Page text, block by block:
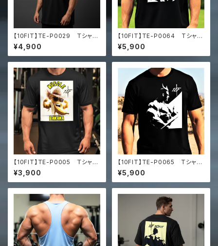
【10FIT】TE-P0029 Ｔシャ
ツ トレーニング ユニセックス
ビッグシルエット Tシャツ
¥4,900
【10FIT】TE-P0064 Tシャ
ツ トレーニング 筋トレ ユ
ニセックス ビッグシルエット Tシ
ャツ マッスルアート
¥5,900
【10FIT】TE-P0005 Ｔシャ
ツ トレーニング オーバーサ
イズ 10FITアートデザイン
Men’s box tee
¥3,900
【10FIT】TE-P0065 Tシャ
ツ トレーニング 筋トレ ユ
ニセックス ビッグシルエット Tシ
ャツ マッスルアート
¥5,900